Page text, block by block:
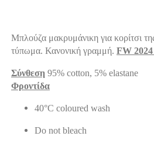
Μπλούζα μακρυμάνικη για κορίτσι
τύπωμα. Κανονική γραμμή. FW 2024
Σύνθεση 95% cotton, 5% elastane
Φροντίδα
40°C coloured wash
Do not bleach